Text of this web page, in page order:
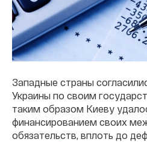
Западные страны
Украины по своим
таким образом Киеву
финансированием своих
обязательств, вплоть до